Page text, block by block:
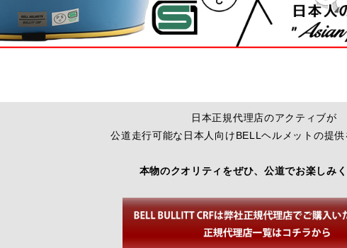
日本正規代理店のアクティブが
公道走行可能な日本人向けBELLヘルメットの提供
本物のクオリティをぜひ、公道でお楽しみく